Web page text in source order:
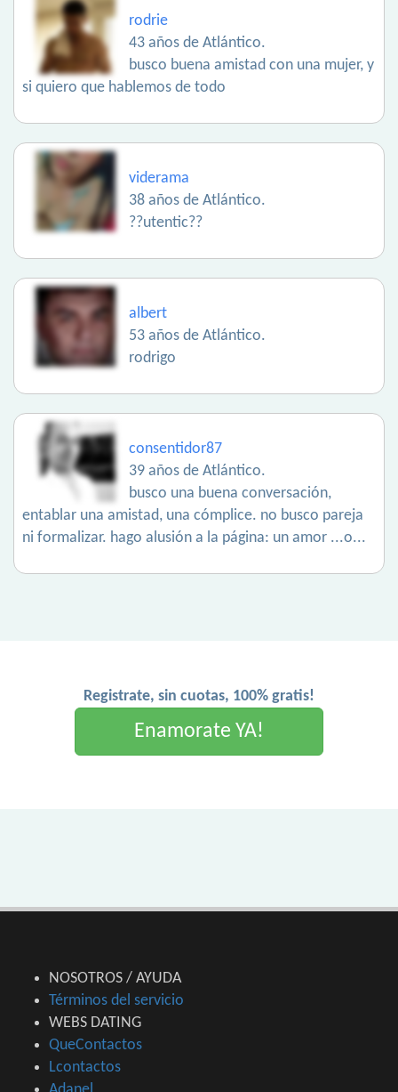
rodrie
43 años de Atlántico.
busco buena amistad con una mujer, y
si quiero que hablemos de todo
viderama
38 años de Atlántico.
??utentic??
albert
53 años de Atlántico.
rodrigo
consentidor87
39 años de Atlántico.
busco una buena conversación,
entablar una amistad, una cómplice. no busco pareja
ni formalizar. hago alusión a la página: un amor ...o...
Registrate, sin cuotas, 100% gratis!
Enamorate YA!
NOSOTROS / AYUDA
Términos del servicio
WEBS DATING
QueContactos
Lcontactos